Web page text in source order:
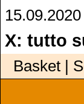
X: tutto
Basket |